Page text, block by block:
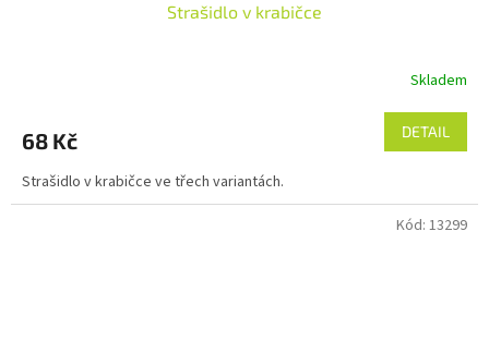
Strašidlo v krabičce
Skladem
68 Kč DETAIL
Strašidlo v krabičce ve třech variantách.
Kód: 13299